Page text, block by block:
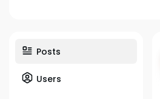
Posts
Users